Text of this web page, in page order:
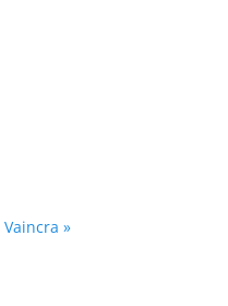
Vaincra »